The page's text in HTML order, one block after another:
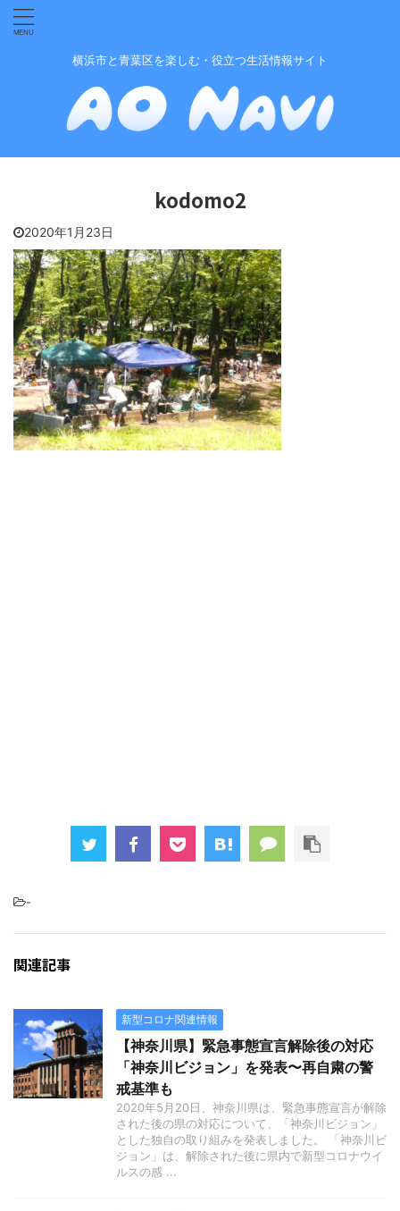
横浜市と青葉区を楽しむ・役立つ生活情報サイト
kodomo2
2020年1月23日
-
関連記事
新型コロナ関連情報
【神奈川県】緊急事態宣言解除後の対応
「神奈川ビジョン」を発表〜再自粛の警
戒基準も
2020年5月20日、神奈川県は、緊急事態宣言が解除
された後の県の対応について、「神奈川ビジョン」
とした独自の取り組みを発表しました。 「神奈川ビ
ジョン」は、解除された後に県内で新型コロナウイ
ルスの感 ...